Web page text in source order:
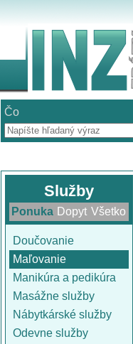
Čo
Služby
Ponuka Dopyt Všetko
Doučovanie
Maľovanie
Manikúra a pedikúra
Masážne služby
Nábytkárské služby
Odevne služby